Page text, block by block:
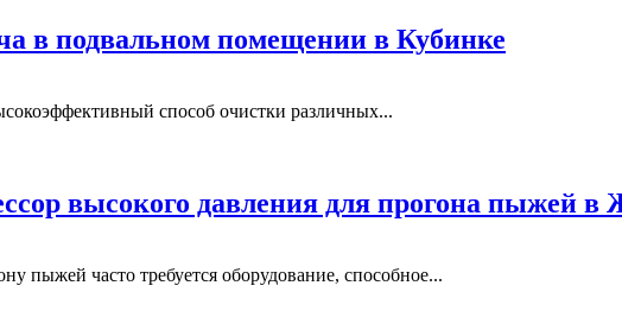
в подвальном помещении в Кубинке
способ очистки различных...
высокого давления для прогона пыжей в
пыжей часто требуется оборудование, способное...